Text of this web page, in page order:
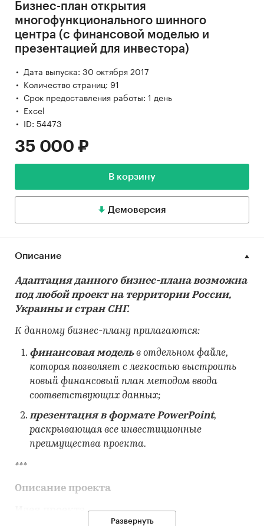
Бизнес-план открытия
многофункционального шинного
центра (с финансовой моделью и
презентацией для инвестора)
Дата выпуска: 30 октября 2017
Количество страниц: 91
Срок предоставления работы: 1 день
Excel
ID: 54473
35 000 ₽
В корзину
Демоверсия
Описание
Адаптация данного бизнес-плана возможна
под любой проект на территории России,
Украины и стран СНГ.
К данному бизнес-плану прилагаются:
финансовая модельв отдельном файле,
которая позволяет с легкостью выстроить
новый финансовый план методом ввода
соответствующих данных;
презентация в форматеPowerPoint,
раскрывающая все инвестиционные
преимущества проекта.
***
Описание проекта
Развернуть